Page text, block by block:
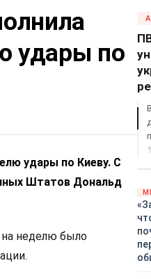
удары по
удары по Киеву. С
Штатов Дональд
на неделю было